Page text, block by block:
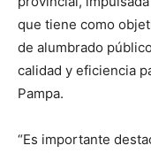
que tiene como
de alumbrado
calidad y eficiencia
Pampa.
“Es importante